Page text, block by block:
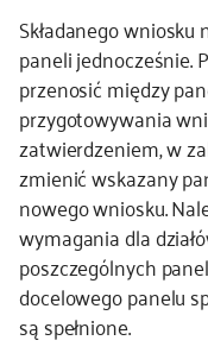
Składanego
paneli jednocześnie.
przenosić między
przygotowywania
zatwierdzeniem, w
zmienić wskazany
nowego wniosku.
wymagania dla
poszczególnych
docelowego panelu
są spełnione.